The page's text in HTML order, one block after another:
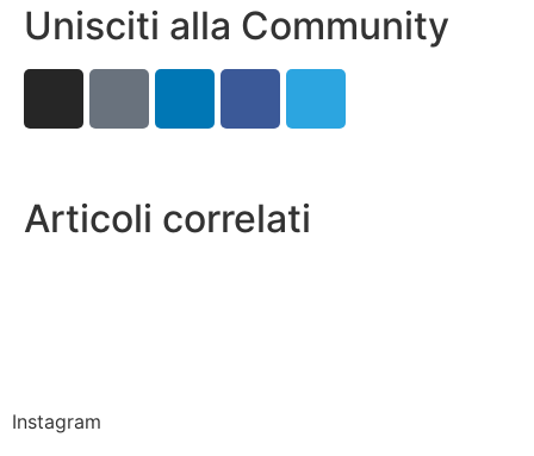
Unisciti alla Community
Articoli correlati
Instagram